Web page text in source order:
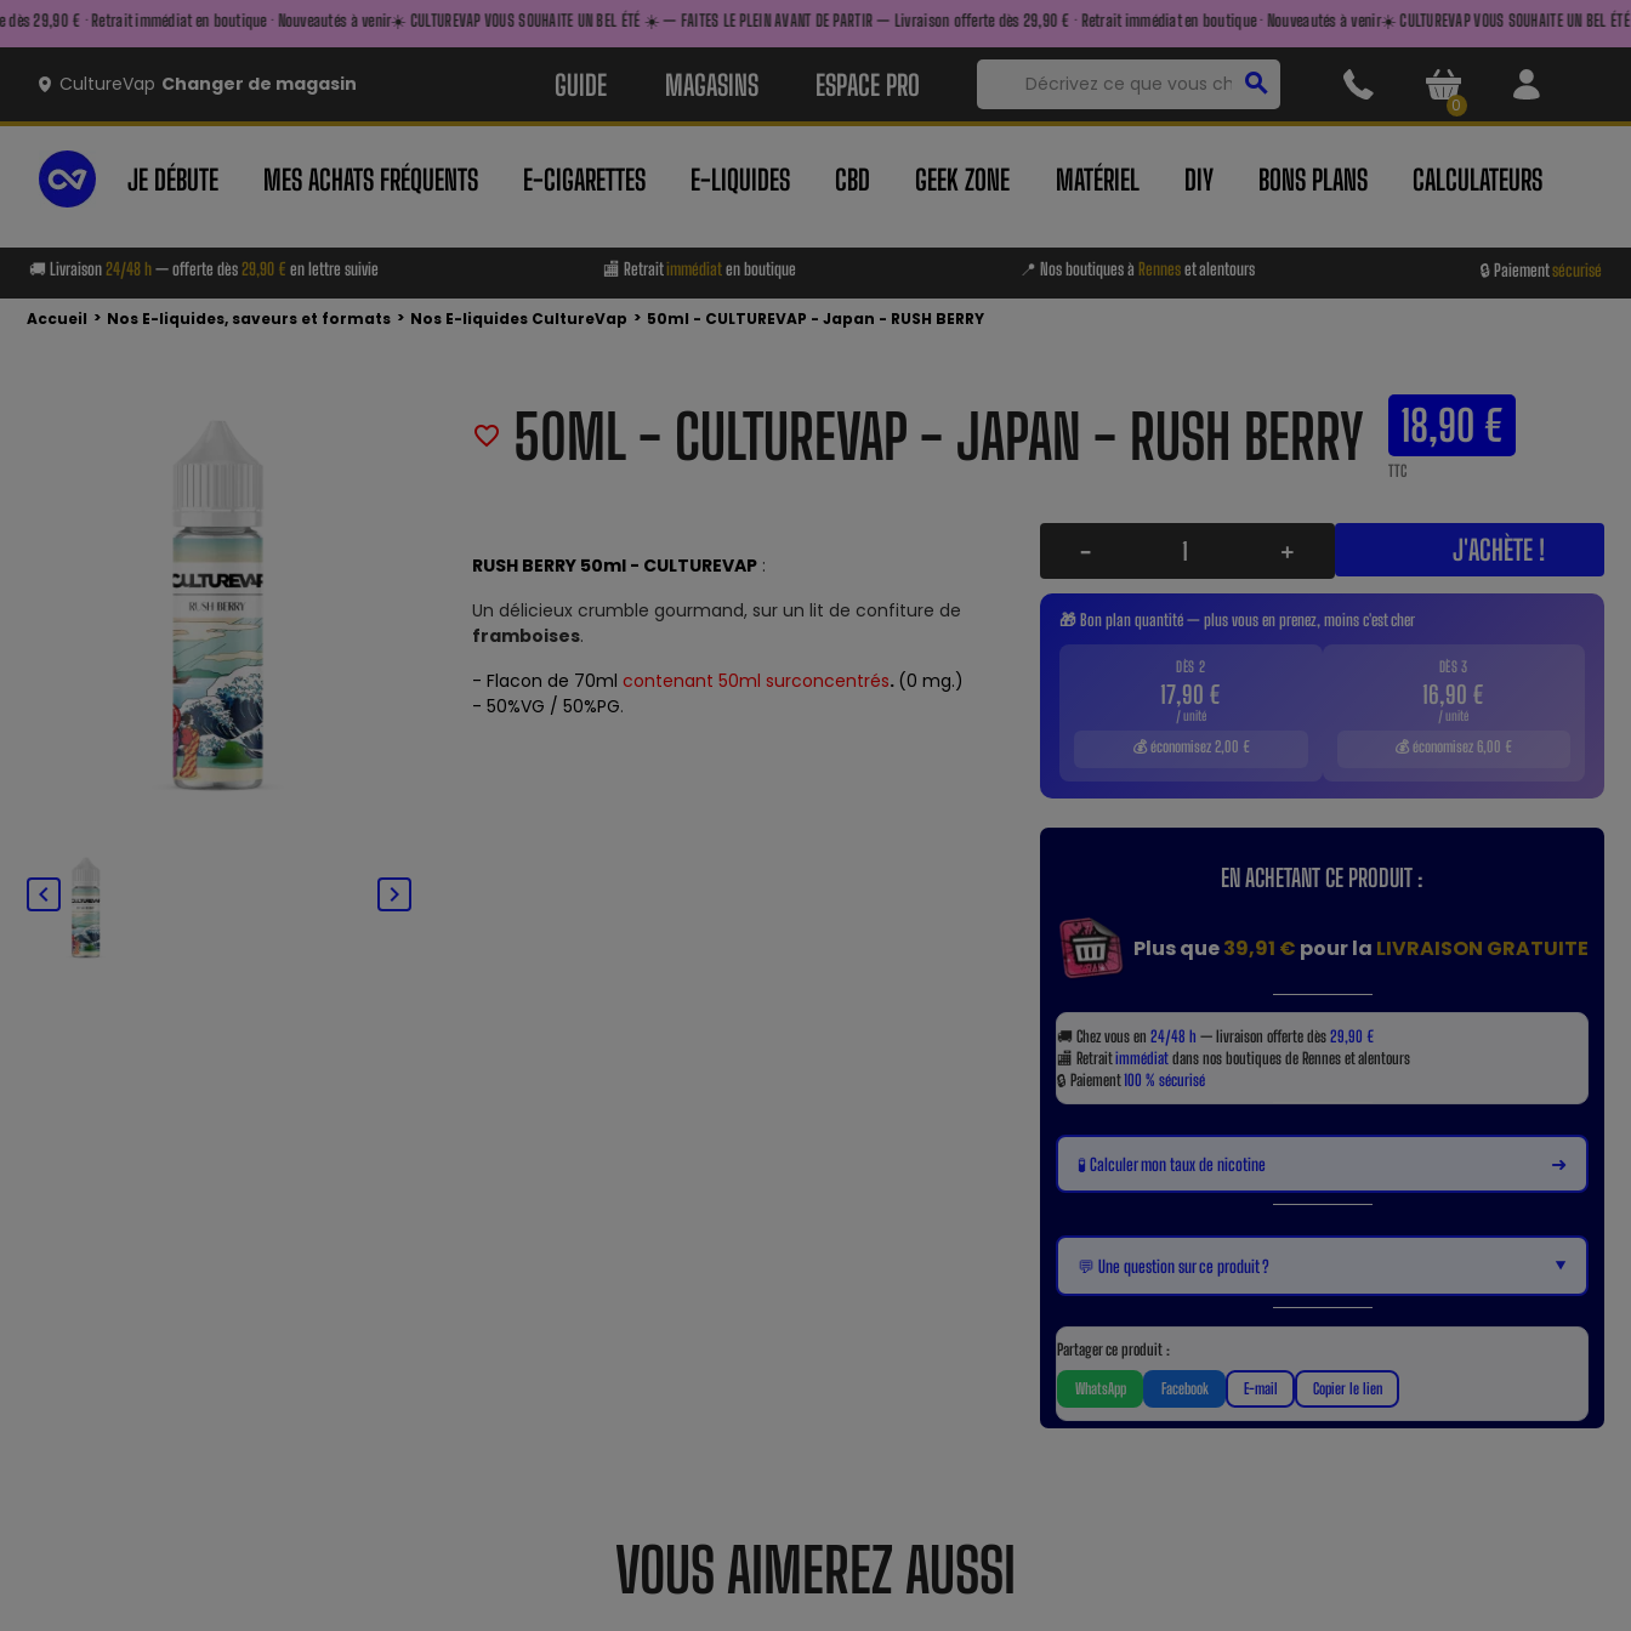
immédiat en boutique · Nouveautés à venir☀️ CULTUREVAP VOUS SOUHAITE UN BEL ÉTÉ ☀️ — FAITES LE PLEIN AVANT DE PARTIR — Livraison offerte dès 29,90 € · Retrait immédiat en boutique · Nouveautés à venir☀️ CULTUREVAP VOUS SOUHAITE UN BEL ÉTÉ ☀️ — FAITES
CultureVap Changer de magasin GUIDE MAGASINS ESPACE PRO search
0
JE DÉBUTE MES ACHATS FRÉQUENTS E-CIGARETTES E-LIQUIDES CBD GEEK ZONE MATÉRIEL DIY BONS PLANS CALCULATEURS
🚚 Livraison24/48 h— offerte dès29,90 € en lettre suivie 🏬 Retraitimmédiaten boutique 📍 Nos boutiques à Renneset alentours 🔒 Paiementsécurisé
Accueil > Nos E-liquides, saveurs et formats > Nos E-liquides CultureVap > 50ml - CULTUREVAP - Japan - RUSH BERRY
 
favorite_border 50ML - CULTUREVAP - JAPAN - RUSH BERRY 18,90 €
TTC
RUSH BERRY 50ml - CULTUREVAP :
Un délicieux crumble gourmand, sur un lit de confiture de
framboises.
- Flacon de 70ml contenant 50ml surconcentrés. (0 mg.)
- 50%VG / 50%PG.
- + J'ACHÈTE !
🎁 Bon plan quantité — plus vous en prenez, moins c'est cher
DÈS 2
17,90 €
/ unité
💰 économisez 2,00 €
DÈS 3
16,90 €
/ unité
💰 économisez 6,00 €
EN ACHETANT CE PRODUIT :
Plus que39,91 € pour la LIVRAISON GRATUITE
🚚 Chez vous en 24/48 h — livraison offerte dès29,90 €
🏬 Retraitimmédiatdans nos boutiques de Rennes et alentours
🔒 Paiement100 % sécurisé
🧪 Calculer mon taux de nicotine ➜
💬 Une question sur ce produit ? ▼
Partager ce produit :
WhatsApp Facebook E-mail Copier le lien
VOUS AIMEREZ AUSSI